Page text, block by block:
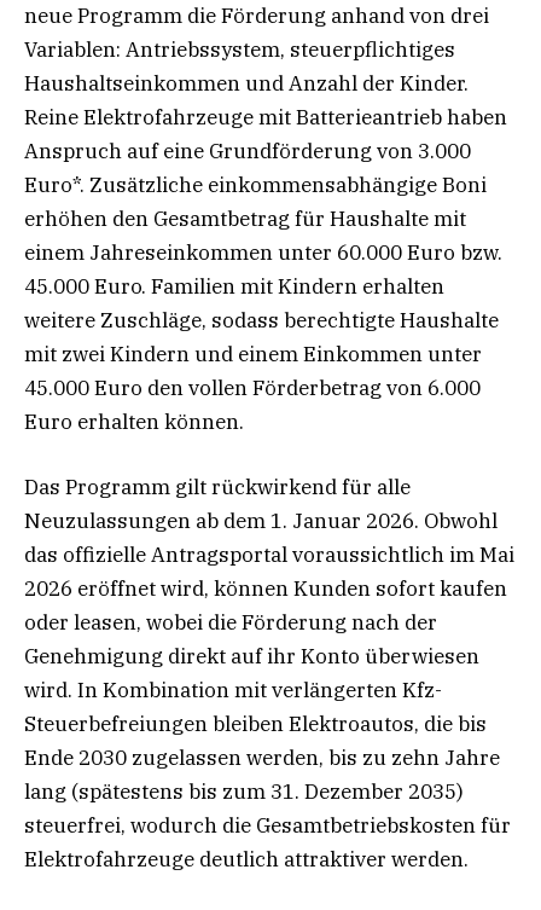
neue Programm die Förderung anhand von drei
Variablen: Antriebssystem, steuerpflichtiges
Haushaltseinkommen und Anzahl der Kinder.
Reine Elektrofahrzeuge mit Batterieantrieb haben
Anspruch auf eine Grundförderung von 3.000
Euro*. Zusätzliche einkommensabhängige Boni
erhöhen den Gesamtbetrag für Haushalte mit
einem Jahreseinkommen unter 60.000 Euro bzw.
45.000 Euro. Familien mit Kindern erhalten
weitere Zuschläge, sodass berechtigte Haushalte
mit zwei Kindern und einem Einkommen unter
45.000 Euro den vollen Förderbetrag von 6.000
Euro erhalten können.
Das Programm gilt rückwirkend für alle
Neuzulassungen ab dem 1. Januar 2026. Obwohl
das offizielle Antragsportal voraussichtlich im Mai
2026 eröffnet wird, können Kunden sofort kaufen
oder leasen, wobei die Förderung nach der
Genehmigung direkt auf ihr Konto überwiesen
wird. In Kombination mit verlängerten Kfz-
Steuerbefreiungen bleiben Elektroautos, die bis
Ende 2030 zugelassen werden, bis zu zehn Jahre
lang (spätestens bis zum 31. Dezember 2035)
steuerfrei, wodurch die Gesamtbetriebskosten für
Elektrofahrzeuge deutlich attraktiver werden.